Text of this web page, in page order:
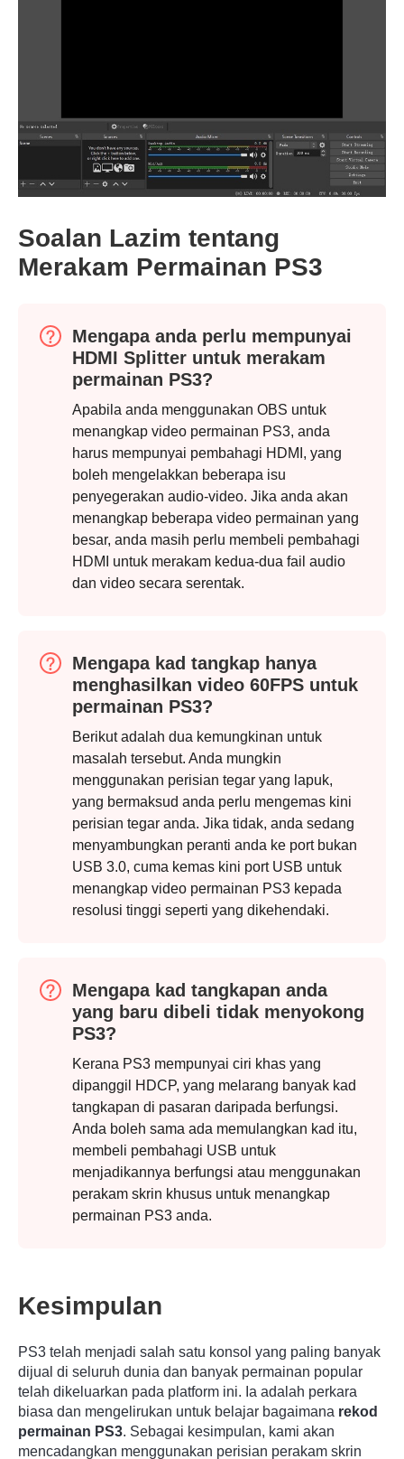
Langkah
Langkah
Soalan Lazim tentang
Merakam Permainan PS3
Mengapa anda perlu mempunyai
HDMI Splitter untuk merakam
permainan PS3?
Apabila anda menggunakan OBS untuk
menangkap video permainan PS3, anda
harus mempunyai pembahagi HDMI, yang
boleh mengelakkan beberapa isu
penyegerakan audio-video. Jika anda akan
menangkap beberapa video permainan yang
besar, anda masih perlu membeli pembahagi
HDMI untuk merakam kedua-dua fail audio
dan video secara serentak.
Mengapa kad tangkap hanya
menghasilkan video 60FPS untuk
permainan PS3?
Berikut adalah dua kemungkinan untuk
masalah tersebut. Anda mungkin
menggunakan perisian tegar yang lapuk,
yang bermaksud anda perlu mengemas kini
perisian tegar anda. Jika tidak, anda sedang
menyambungkan peranti anda ke port bukan
USB 3.0, cuma kemas kini port USB untuk
menangkap video permainan PS3 kepada
resolusi tinggi seperti yang dikehendaki.
Mengapa kad tangkapan anda
yang baru dibeli tidak menyokong
PS3?
Kerana PS3 mempunyai ciri khas yang
dipanggil HDCP, yang melarang banyak kad
tangkapan di pasaran daripada berfungsi.
Anda boleh sama ada memulangkan kad itu,
membeli pembahagi USB untuk
menjadikannya berfungsi atau menggunakan
perakam skrin khusus untuk menangkap
permainan PS3 anda.
Kesimpulan
PS3 telah menjadi salah satu konsol yang paling banyak
dijual di seluruh dunia dan banyak permainan popular
telah dikeluarkan pada platform ini. Ia adalah perkara
biasa dan mengelirukan untuk belajar bagaimana rekod
permainan PS3. Sebagai kesimpulan, kami akan
mencadangkan menggunakan perisian perakam skrin